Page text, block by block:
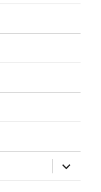
раскрыть
дочернее
меню